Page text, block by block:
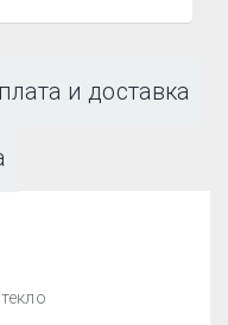
и доставка